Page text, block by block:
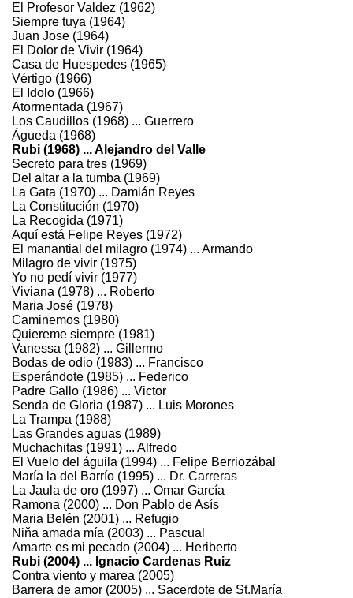
El Profesor Valdez (1962)
Siempre tuya (1964)
Juan Jose (1964)
El Dolor de Vivir (1964)
Casa de Huespedes (1965)
Vértigo (1966)
El Idolo (1966)
Atormentada (1967)
Los Caudillos (1968) ... Guerrero
Águeda (1968)
Rubi (1968) ... Alejandro del Valle
Secreto para tres (1969)
Del altar a la tumba (1969)
La Gata (1970) ... Damián Reyes
La Constitución (1970)
La Recogida (1971)
Aquí está Felipe Reyes (1972)
El manantial del milagro (1974) ... Armando
Milagro de vivir (1975)
Yo no pedí vivir (1977)
Viviana (1978) ... Roberto
Maria José (1978)
Caminemos (1980)
Quiereme siempre (1981)
Vanessa (1982) ... Gillermo
Bodas de odio (1983) ... Francisco
Esperándote (1985) ... Federico
Padre Gallo (1986) ... Victor
Senda de Gloria (1987) ... Luis Morones
La Trampa (1988)
Las Grandes aguas (1989)
Muchachitas (1991) ... Alfredo
El Vuelo del águila (1994) ... Felipe Berriozábal
María la del Barrío (1995) ... Dr. Carreras
La Jaula de oro (1997) ... Omar García
Ramona (2000) ... Don Pablo de Asís
Maria Belén (2001) ... Refugio
Niňa amada mía (2003) ... Pascual
Amarte es mi pecado (2004) ... Heriberto
Rubi (2004) ... Ignacio Cardenas Ruiz
Contra viento y marea (2005)
Barrera de amor (2005) ... Sacerdote de St.María